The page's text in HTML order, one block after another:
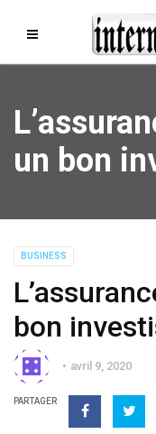
un bon
BUSINESS
bon
avril 9, 2020
PARTAGER